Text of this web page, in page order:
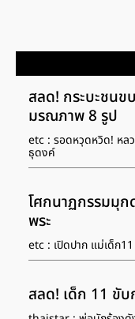
สลด! กระบะชนข
มรณภาพ 8 รูป
etc : รอดหวุดหวิด! หล
ธุดงค์
โศกนาฏกรรมมุก
พระ
etc : เปิดปาก แม่เด็ก
สลด! เด็ก 11 ขั